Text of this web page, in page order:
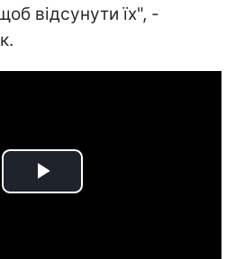
відсунути їх", -
Play